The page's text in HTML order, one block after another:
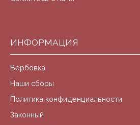
ИНФОРМАЦИЯ
Вербовка
Наши сборы
Политика конфиденциальности
Законный